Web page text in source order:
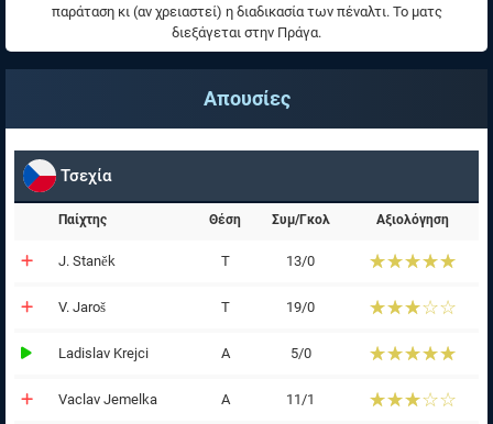
παράταση κι (αν χρειαστεί) η διαδικασία των πέναλτι. Το ματς
διεξάγεται στην Πράγα.
Απουσίες
Τσεχία
Παίχτης Θέση Συμ/Γκολ Αξιολόγηση
J. Staněk Τ 13/0 ☆☆☆☆☆
★★★★★
V. Jaroš Τ 19/0 ☆☆☆☆☆
★★★★★
Ladislav Krejci Α 5/0 ☆☆☆☆☆
★★★★★
Vaclav Jemelka Α 11/1 ☆☆☆☆☆
★★★★★